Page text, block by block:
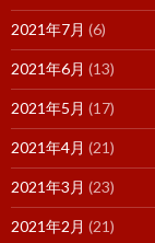
2021年7月 (6)
2021年6月 (13)
2021年5月 (17)
2021年4月 (21)
2021年3月 (23)
2021年2月 (21)